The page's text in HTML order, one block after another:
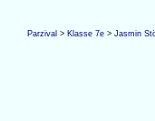
Parzival > Klasse 7e > Jasmin